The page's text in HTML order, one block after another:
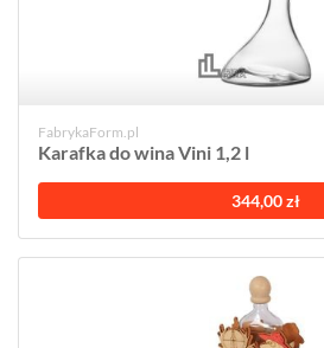
FabrykaForm.pl
Karafka do wina Vini 1,2 l
344,00 zł